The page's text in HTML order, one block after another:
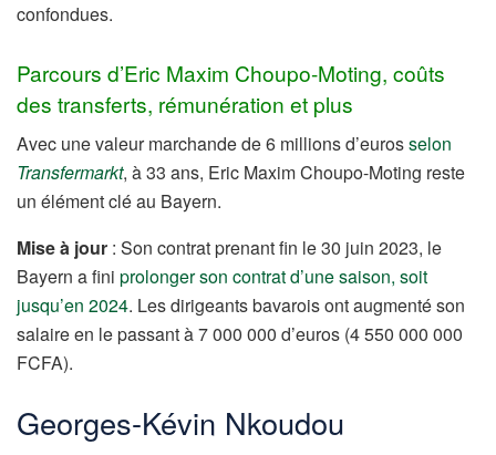
confondues.
Parcours d’Eric Maxim Choupo-Moting, coûts
des transferts, rémunération et plus
Avec une valeur marchande de 6 millions d’eurosselon
Transfermarkt, à 33 ans, Eric Maxim Choupo-Moting reste
un élément clé au Bayern.
Mise à jour : Son contrat prenant fin le 30 juin 2023, le
Bayern a fini prolonger son contrat d’une saison, soit
jusqu’en 2024. Les dirigeants bavarois ont augmenté son
salaire en le passant à 7 000 000 d’euros (4 550 000 000
FCFA).
Georges-Kévin Nkoudou